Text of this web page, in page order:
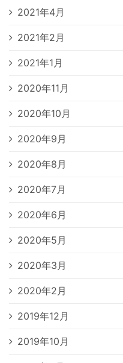
2021年4月
2021年2月
2021年1月
2020年11月
2020年10月
2020年9月
2020年8月
2020年7月
2020年6月
2020年5月
2020年3月
2020年2月
2019年12月
2019年10月